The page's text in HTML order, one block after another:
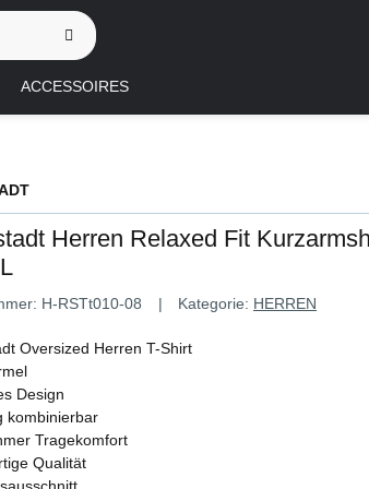
ACCESSOIRES
Herren Relaxed Fit
H-RSTt010-08 Kategorie: HERREN
Oversized Herren T-Shirt
Design
kombinierbar
Tragekomfort
Qualität